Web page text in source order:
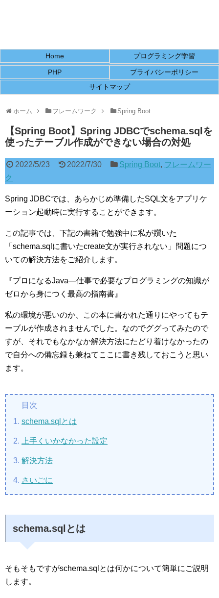
Home プログラミング学習
PHP
プライバシーポリシー
サイトマップ
ホーム フレームワーク Spring Boot
【Spring Boot】Spring JDBCでschema.sqlを
使ったテーブル作成ができない場合の対処
2022/5/23 2022/7/30 Spring Boot, フレームワー
ク
Spring JDBCでは、あらかじめ準備したSQL文をアプリケ
ーション起動時に実行することができます。
この記事では、下記の書籍で勉強中に私が躓いた
「schema.sqlに書いたcreate文が実行されない」問題につ
いての解決方法をご紹介します。
『プロになるJava―仕事で必要なプログラミングの知識が
ゼロから身につく最高の指南書』
私の環境が悪いのか、この本に書かれた通りにやってもテ
ーブルが作成されませんでした。なのでググってみたので
すが、それでもなかなか解決方法にたどり着けなかったの
で自分への備忘録も兼ねてここに書き残しておこうと思い
ます。
schema.sqlとは
上手くいかなかった設定
解決方法
さいごに
schema.sqlとは
そもそもですがschema.sqlとは何かについて簡単にご説明
します。